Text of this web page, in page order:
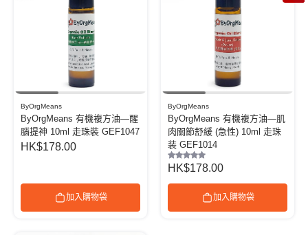
ByOrgMeans
ByOrgMeans 有機複方油—醒
腦提神 10ml 走珠裝 GEF1047
HK$178.00
加入購物袋
ByOrgMeans
ByOrgMeans 有機複方油—肌
肉關節舒緩 (急性) 10ml 走珠
装 GEF1014
HK$178.00
加入購物袋